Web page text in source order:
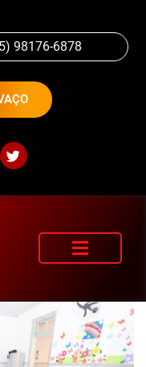
98176-6878